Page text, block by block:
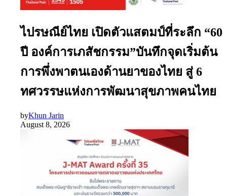
ไปรษณีย์ไทย เปิดตัวแสตมป์ที่ระลึก “60
ปี องค์การเภสัชกรรม”บันทึกจุดเริ่มต้น
การพึ่งพาตนเองด้านยาของไทย สู่ 6
ทศวรรษแห่งการพัฒนาสุขภาพคนไทย
byKhun Jarin
August 8, 2026